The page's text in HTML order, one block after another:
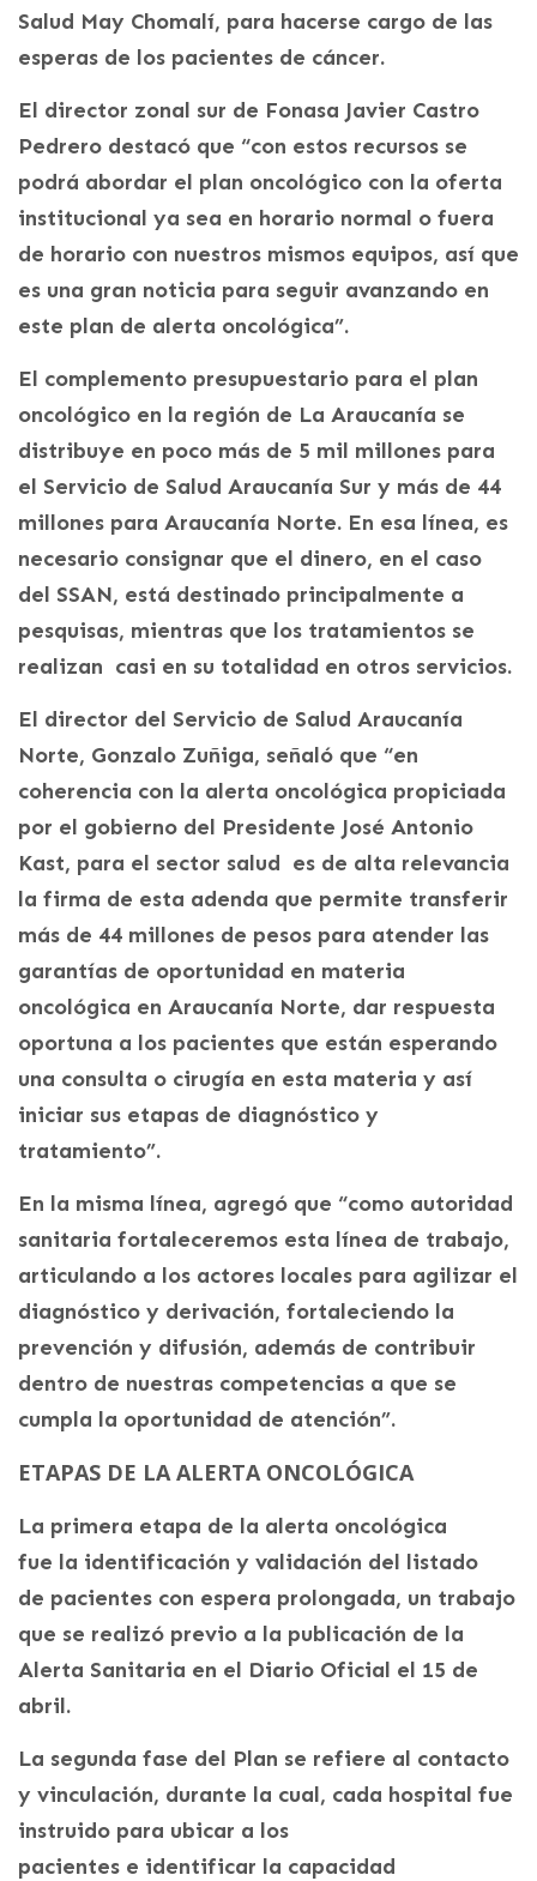
Salud May Chomalí, para hacerse cargo de las
esperas de los pacientes de cáncer.
El director zonal sur de Fonasa Javier Castro
Pedrero destacó que “con estos recursos se
podrá abordar el plan oncológico con la oferta
institucional ya sea en horario normal o fuera
de horario con nuestros mismos equipos, así que
es una gran noticia para seguir avanzando en
este plan de alerta oncológica”.
El complemento presupuestario para el plan
oncológico en la región de La Araucanía se
distribuye en poco más de 5 mil millones para
el Servicio de Salud Araucanía Sur y más de 44
millones para Araucanía Norte. En esa línea, es
necesario consignar que el dinero, en el caso
del SSAN, está destinado principalmente a
pesquisas, mientras que los tratamientos se
realizan casi en su totalidad en otros servicios.
El director del Servicio de Salud Araucanía
Norte, Gonzalo Zuñiga, señaló que “en
coherencia con la alerta oncológica propiciada
por el gobierno del Presidente José Antonio
Kast, para el sector salud es de alta relevancia
la firma de esta adenda que permite transferir
más de 44 millones de pesos para atender las
garantías de oportunidad en materia
oncológica en Araucanía Norte, dar respuesta
oportuna a los pacientes que están esperando
una consulta o cirugía en esta materia y así
iniciar sus etapas de diagnóstico y
tratamiento”.
En la misma línea, agregó que “como autoridad
sanitaria fortaleceremos esta línea de trabajo,
articulando a los actores locales para agilizar el
diagnóstico y derivación, fortaleciendo la
prevención y difusión, además de contribuir
dentro de nuestras competencias a que se
cumpla la oportunidad de atención”.
ETAPAS DE LA ALERTA ONCOLÓGICA
La primera etapa de la alerta oncológica
fue la identificación y validación del listado
de pacientes con espera prolongada, un trabajo
que se realizó previo a la publicación de la
Alerta Sanitaria en el Diario Oficial el 15 de
abril.
La segunda fase del Plan se refiere al contacto
y vinculación, durante la cual, cada hospital fue
instruido para ubicar a los
pacientes e identificar la capacidad